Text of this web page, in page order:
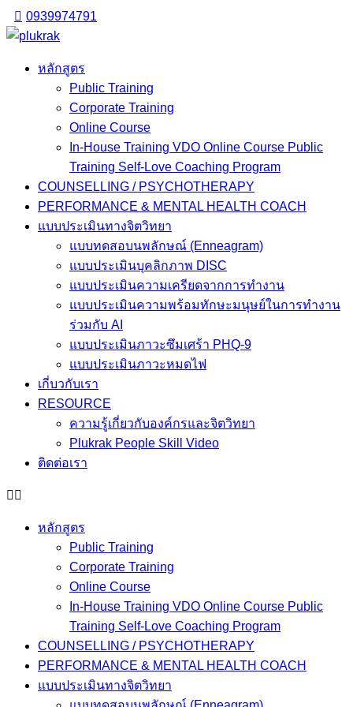
Skip
to
0939974791
หลักสูตร
Public Training
Corporate Training
Online Course
In-House Training VDO Online Course Public
Training Self-Love Coaching Program
COUNSELLING / PSYCHOTHERAPY
PERFORMANCE & MENTAL HEALTH COACH
แบบประเมินทางจิตวิทยา
แบบทดสอบนพลักษณ์ (Enneagram)
แบบประเมินบุคลิกภาพ DISC
แบบประเมินความเครียดจากการทำงาน
แบบประเมินความพร้อมทักษะมนุษย์ในการทำงาน
ร่วมกับ AI
แบบประเมินภาวะซึมเศร้า PHQ-9
แบบประเมินภาวะหมดไฟ
เกี่บวกับเรา
RESOURCE
ความรู้เกี่ยวกับองค์กรและจิตวิทยา
Plukrak People Skill Video
ติดต่อเรา
หลักสูตร
Public Training
Corporate Training
Online Course
In-House Training VDO Online Course Public
Training Self-Love Coaching Program
COUNSELLING / PSYCHOTHERAPY
PERFORMANCE & MENTAL HEALTH COACH
แบบประเมินทางจิตวิทยา